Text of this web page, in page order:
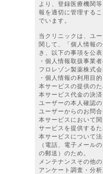
より、登録医療機関
報を適切に管理する
でいます。
当クリニックは、ユ
関して、「個人情報
き、以下の事項を公表
・個人情報取扱事業
フロレゾン製薬株式会
・個人情報の利用目的
本サービスの提供のた
本サービス代金の決済
ユーザーの本人確認の
ユーザーからのお問合
本サービスにおいて
サービスを提供するた
本サービスについて
（電話、電子メール
の郵送）のため。
メンテナンスその他
アンケート調査・分